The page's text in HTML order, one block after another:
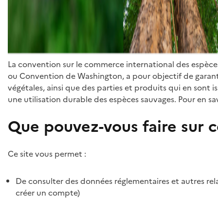
La convention sur le commerce international des
ou Convention de Washington, a pour objectif de
végétales, ainsi que des parties et produits qui en sont
une utilisation durable des espèces sauvages. Pour en
Que pouvez-vous faire sur
Ce site vous permet :
De consulter des données réglementaires et autres
créer un compte)